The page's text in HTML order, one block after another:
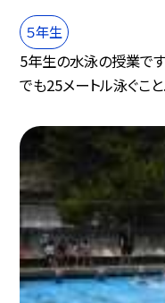
５年生
5年生の水泳の授業で
でも25メートル泳ぐこ